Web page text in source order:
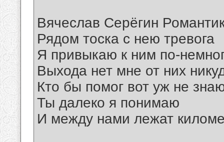
Вячеслав Серёгин
Рядом тоска с нею тревога
Я привыкаю к ним по-
Выхода нет мне от них
Кто бы помог вот уж не
Ты далеко я понимаю
И между нами лежат